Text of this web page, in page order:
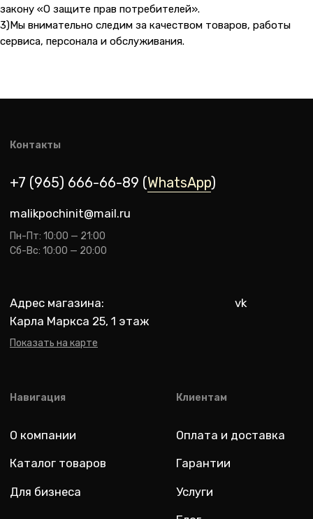
закону «О защите прав потребителей».
3)Мы внимательно следим за качеством товаров, работы
сервиса, персонала и обслуживания.